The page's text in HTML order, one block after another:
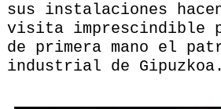
sus instalaciones
visita imprescindible
de primera mano el
industrial de Gipuzkoa.